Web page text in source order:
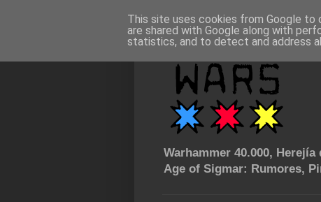
Warhammer 40.000, Herejía
Age of Sigmar: Rumores,
This site uses cookies from Google to
are shared with Google along with
statistics, and to detect and address